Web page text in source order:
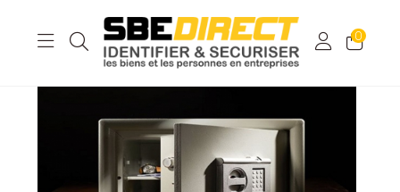
0